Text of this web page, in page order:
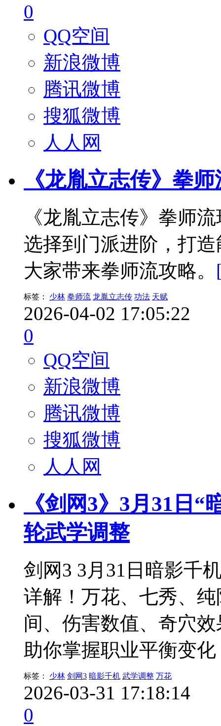
0
QQ空间
新浪微博
腾讯微博
搜狐微博
人人网
《龙胤立志传》拳
《龙胤立志传》拳师
选择到门派进阶，打
大家带来拳师流攻略。
标签： 少林 拳师流 龙胤立志传 功法 天赋
2026-04-02 17:05:22
0
QQ空间
新浪微博
腾讯微博
搜狐微博
人人网
《剑网3》3月31日
轮武学调整
剑网3 3月31日暗影千
详解！万花、七秀、
间、伤害数值、奇穴
助你掌握职业平衡变化
标签： 少林 剑网3 暗影千机 武学调整 万花
2026-03-31 17:18:14
0